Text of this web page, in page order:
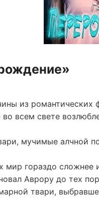
из
всем свете
мучимые алчной
мир гораздо сложнее
Аврору до тех
твари,